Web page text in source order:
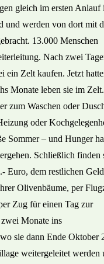
gleich im ersten Anlauf
und werden von dort mit
13.000 Menschen
Nach zwei
ein Zelt kaufen. Jetzt
Monate leben sie im
zum Waschen oder
oder
Sommer – und Hunger
Schließlich finden
Euro, dem restlichen
Olivenbäume, per
Zug für einen Tag zur
Monate ins
sie dann Ende Oktober
weitergeleitet werden